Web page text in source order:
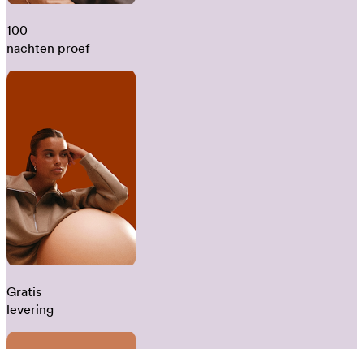
100
nachten proef
Gratis
levering